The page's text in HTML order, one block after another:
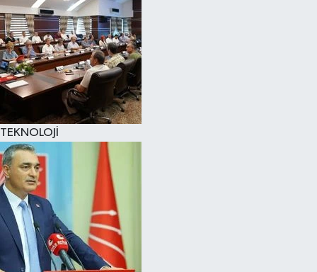
TEKNOLOJİ